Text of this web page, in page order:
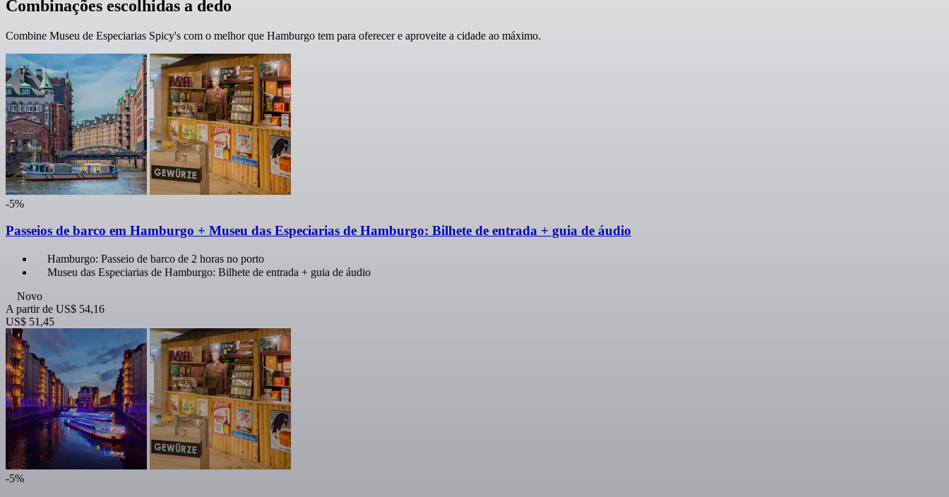
Combinações escolhidas a dedo
Combine Museu de Especiarias Spicy's com o melhor que Hamburgo tem para oferecer e aproveite a cidade ao máximo.
-5%
Passeios de barco em Hamburgo + Museu das Especiarias de Hamburgo: Bilhete de entrada + guia de áudio
Hamburgo: Passeio de barco de 2 horas no porto
Museu das Especiarias de Hamburgo: Bilhete de entrada + guia de áudio
Novo
A partir de US$ 54,16
US$ 51,45
-5%